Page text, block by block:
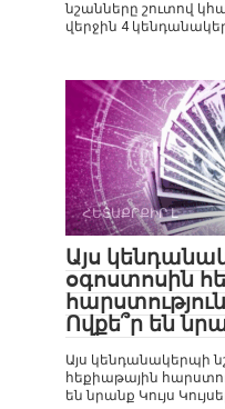
նշանները շուտով
վերջին 4
ՀԵՏԱՔՐՔԻՐ Է
Այս
օգոստոսին
հարստություն
Ովքե՞ր են
Այս կենդանակերպի
հեքիաթային
են նրանք Կույս